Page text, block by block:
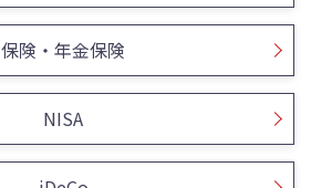
保険・年金保険
NISA